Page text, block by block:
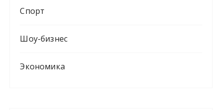
Спорт
Шоу-бизнес
Экономика